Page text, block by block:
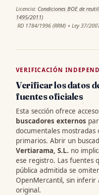
Licencia: Condiciones BOE de
1495/2011)
·RD 1784/1996 (RRM) + Ley 37/
VERIFICACIÓN
Verificar los datos
fuentes oficiales
Esta sección ofrece
buscadores externos
documentales mostradas
primarios. Abrir un
Vertiarama, S.L. no
ese registro. Las fuentes
pública admitida se
OpenMercantil, sin inferir
original.